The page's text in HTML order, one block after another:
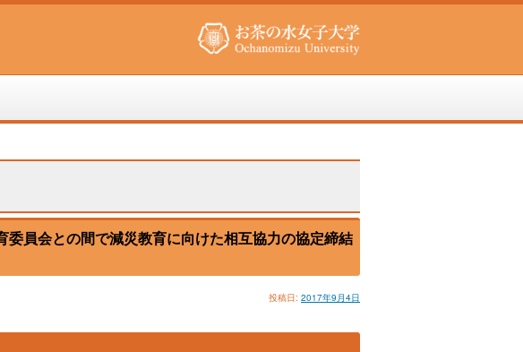
員会との間で減災教育に向けた相互協力の協定締結
投稿日: 2017年9月4日